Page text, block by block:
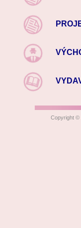
Copyright ©